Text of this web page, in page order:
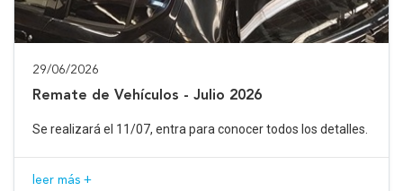
29/06/2026
Remate de Vehículos - Julio 2026
Se realizará el 11/07, entra para conocer todos los detalles.
leer más +